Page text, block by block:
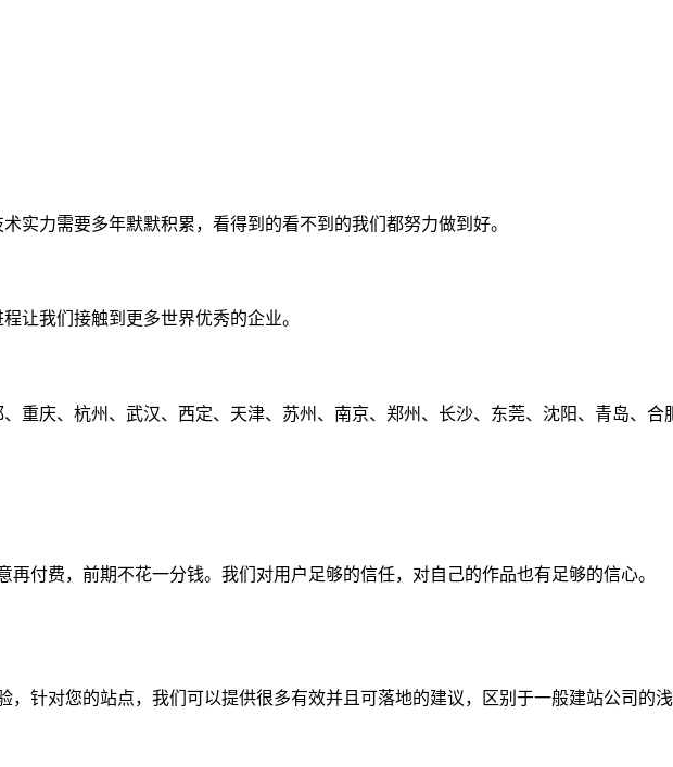
实力需要多年默默积累，看得到的看不到的我们都努力做到好。
让我们接触到更多世界优秀的企业。
重庆、杭州、武汉、西定、天津、苏州、南京、郑州、长沙、东莞、沈阳、青岛、合
再付费，前期不花一分钱。我们对用户足够的信任，对自己的作品也有足够的信心。
，针对您的站点，我们可以提供很多有效并且可落地的建议，区别于一般建站公司的